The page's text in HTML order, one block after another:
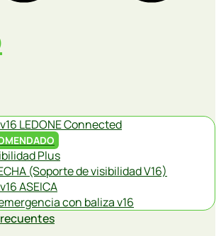
LEDONE Connected
Plus
(Soporte de visibilidad V16)
ASEICA
con baliza v16